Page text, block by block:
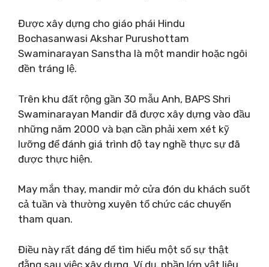
Được xây dựng cho giáo phái Hindu
Bochasanwasi Akshar Purushottam
Swaminarayan Sanstha là một mandir hoặc ngôi
đền tráng lệ.
Trên khu đất rộng gần 30 mẫu Anh, BAPS Shri
Swaminarayan Mandir đã được xây dựng vào đầu
những năm 2000 và bạn cần phải xem xét kỹ
lưỡng để đánh giá trình độ tay nghề thực sự đã
được thực hiện.
May mắn thay, mandir mở cửa đón du khách suốt
cả tuần và thường xuyên tổ chức các chuyến
tham quan.
Điều này rất đáng để tìm hiểu một số sự thật
đằng sau việc xây dựng. Ví dụ, phần lớn vật liệu